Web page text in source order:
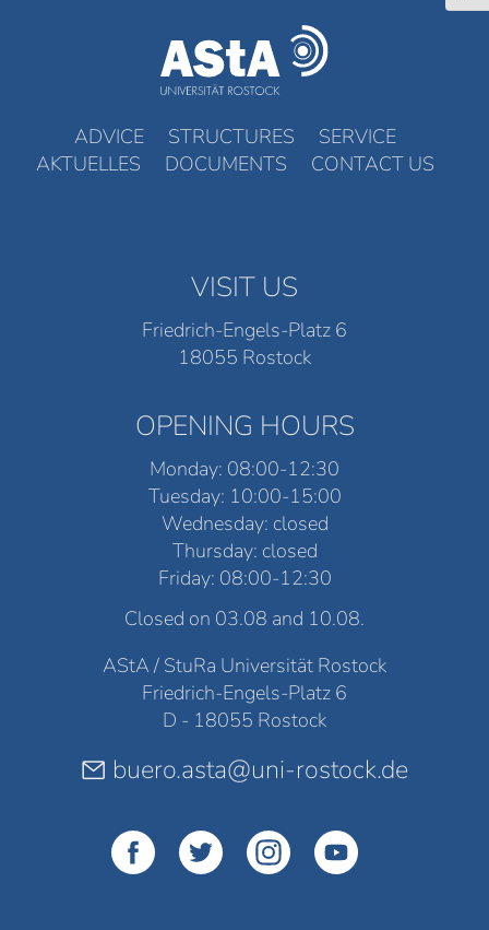
ADVICE STRUCTURES
SERVICE
AKTUELLES
DOCUMENTS CONTACT US
VISIT US
Friedrich-Engels-Platz 6
18055 Rostock
OPENING HOURS
Monday: 08:00-12:30
Tuesday: 10:00-15:00
Wednesday: closed
Thursday: closed
Friday: 08:00-12:30
Closed on 03.08 and 10.08.
AStA / StuRa Universität Rostock
Friedrich-Engels-Platz 6
D - 18055 Rostock
buero.asta@uni-rostock.de